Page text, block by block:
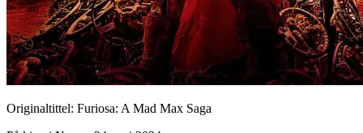
Originaltittel: Furiosa: A Mad Max Saga